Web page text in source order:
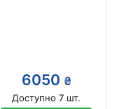
6050 ₴
Доступно 7 шт.